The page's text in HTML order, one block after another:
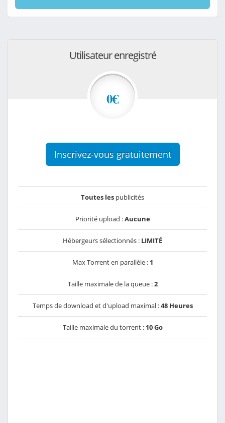
Utilisateur enregistré
0€
Inscrivez-vous gratuitement
Toutes les publicités
Priorité upload :Aucune
Hébergeurs sélectionnés : LIMITÉ
Max Torrent en parallèle : 1
Taille maximale de la queue :2
Temps de download et d'upload maximal :48 Heures
Taille maximale du torrent : 10 Go